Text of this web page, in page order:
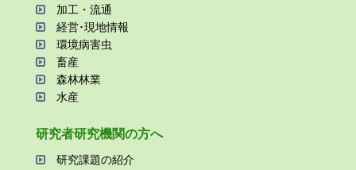
加⼯・流通
経営･現地情報
環境病害⾍
畜産
森林林業
⽔産
研究者研究機関の⽅へ
研究課題の紹介